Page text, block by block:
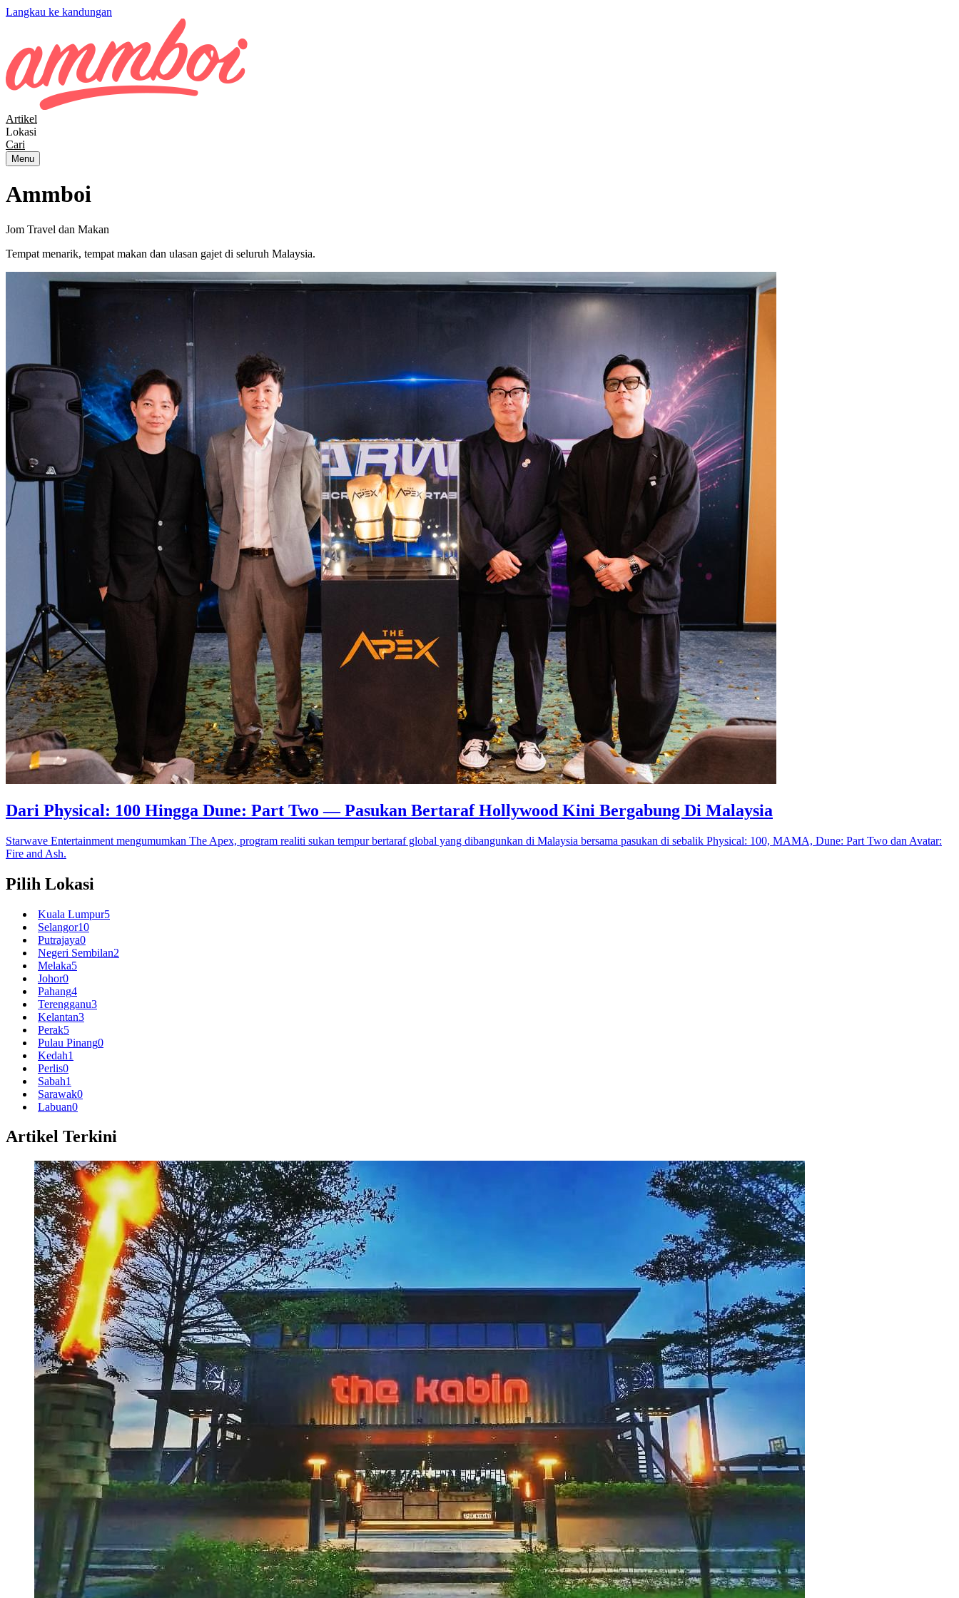
Langkau ke kandungan
Artikel
Lokasi
Cari
Menu
Ammboi
Jom Travel dan Makan
Tempat menarik, tempat makan dan ulasan gajet di seluruh Malaysia.
Dari Physical: 100 Hingga Dune: Part Two — Pasukan Bertaraf Hollywood Kini Bergabung Di Malaysia
Starwave Entertainment mengumumkan The Apex, program realiti sukan tempur bertaraf global yang dibangunkan di Malaysia bersama pasukan di sebalik Physical: 100, MAMA, Dune: Part Two dan Avatar:
Fire and Ash.
Pilih Lokasi
Kuala Lumpur5
Selangor10
Putrajaya0
Negeri Sembilan2
Melaka5
Johor0
Pahang4
Terengganu3
Kelantan3
Perak5
Pulau Pinang0
Kedah1
Perlis0
Sabah1
Sarawak0
Labuan0
Artikel Terkini